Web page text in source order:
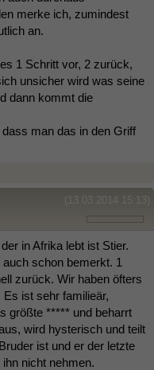
merke ich, zumindest
an.
1 Schritt vor, 2 zurück,
unsicher wird was seine
dann kommt die
man das in den Griff
(13.03.2014 15:13)
in Afrika lebt ist Stier.
schon bemerkt. 1
zurück. Wir haben öfters
ist sehr familieär,
größte ***** und beharrt
wird hysterisch und teilt
ist und er der letzte
nicht nehmen.